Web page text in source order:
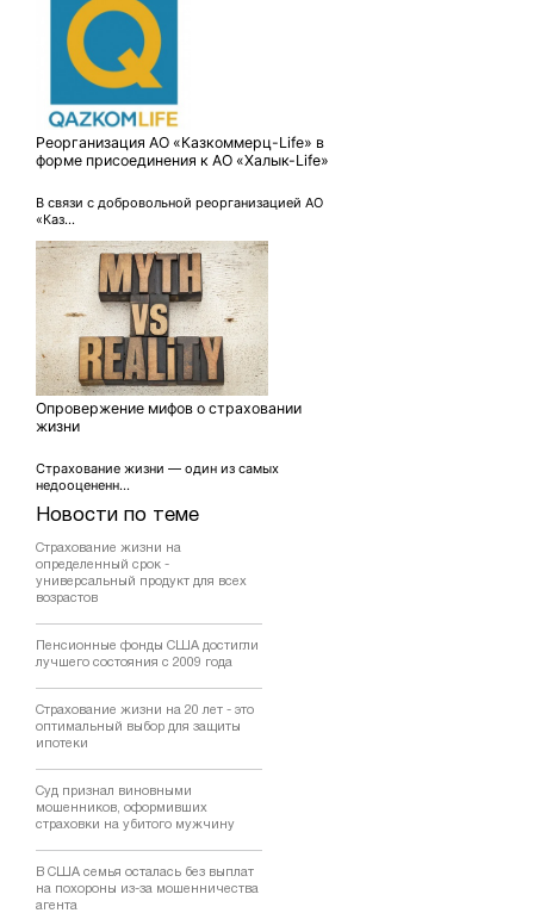
Новости по теме
Страхование жизни на
определенный срок -
универсальный продукт для всех
возрастов
Пенсионные фонды США достигли
лучшего состояния с 2009 года
Страхование жизни на 20 лет - это
оптимальный выбор для защиты
ипотеки
Суд признал виновными
мошенников, оформивших
страховки на убитого мужчину
В США семья осталась без выплат
на похороны из-за мошенничества
агента
Реорганизация АО «Казкоммерц-Life» в
форме присоединения к АО «Халык-Life»
В связи с добровольной реорганизацией АО
«Каз...
Опровержение мифов о страховании
жизни
Страхование жизни — один из самых
недооцененн...